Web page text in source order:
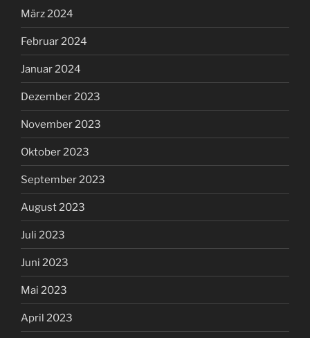
März 2024
Februar 2024
Januar 2024
Dezember 2023
November 2023
Oktober 2023
September 2023
August 2023
Juli 2023
Juni 2023
Mai 2023
April 2023